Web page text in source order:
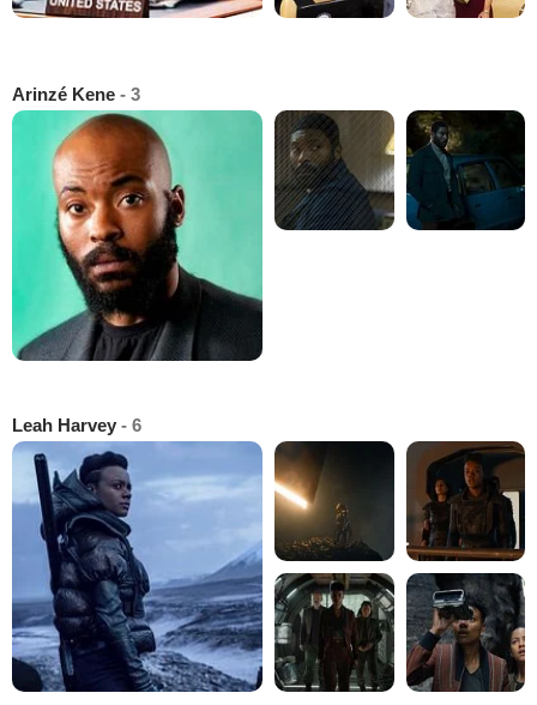
Arinzé Kene - 3
Leah Harvey - 6